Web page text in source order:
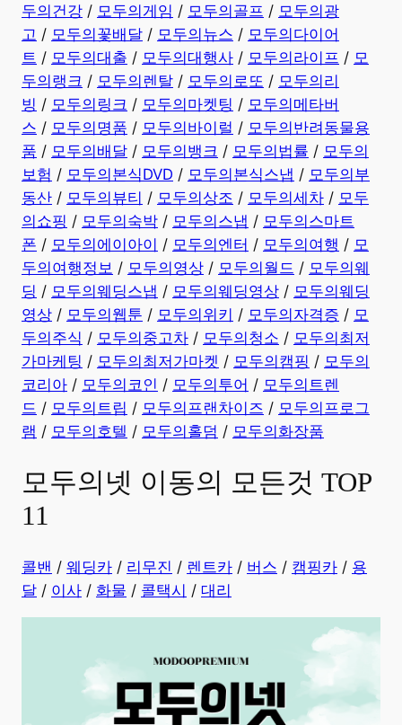
두의건강 / 모두의게임 / 모두의골프 / 모두의광
고 / 모두의꽃배달 / 모두의뉴스 / 모두의다이어
트 / 모두의대출 / 모두의대행사 / 모두의라이프 / 모
두의랭크 / 모두의렌탈 / 모두의로또 / 모두의리
빙 / 모두의링크 / 모두의마켓팅 / 모두의메타버
스 / 모두의명품 / 모두의바이럴 / 모두의반려동물용
품 / 모두의배달 / 모두의뱅크 / 모두의법률 / 모두의
보험 / 모두의본식DVD / 모두의본식스냅 / 모두의부
동산 / 모두의뷰티 / 모두의상조 / 모두의세차 / 모두
의쇼핑 / 모두의숙박 / 모두의스냅 / 모두의스마트
폰 / 모두의에이아이 / 모두의엔터 / 모두의여행 / 모
두의여행정보 / 모두의영상 / 모두의월드 / 모두의웨
딩 / 모두의웨딩스냅 / 모두의웨딩영상 / 모두의웨딩
영상 / 모두의웹툰 / 모두의위키 / 모두의자격증 / 모
두의주식 / 모두의중고차 / 모두의청소 / 모두의최저
가마케팅 / 모두의최저가마켓 / 모두의캠핑 / 모두의
코리아 / 모두의코인 / 모두의투어 / 모두의트렌
드 / 모두의트립 / 모두의프랜차이즈 / 모두의프로그
램 / 모두의호텔 / 모두의홀덤 / 모두의화장품
모두의넷 이동의 모든것 TOP
11
콜밴 / 웨딩카 / 리무진 / 렌트카 / 버스 / 캠핑카 / 용
달 / 이사 / 화물 / 콜택시 / 대리